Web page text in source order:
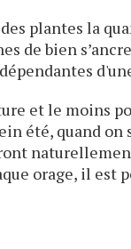
plantes la
de bien
et le moins
été, quand on
orage, il est